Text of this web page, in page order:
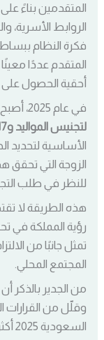
المتقدمين بناءً
الروابط الأسرية،
فكرة النظام
المتقدم عددًا
أحقية الحصول على
في عام 2025، أصبح نظام النقاط أكثر وضوحًا ودقة، فـ
لتجنيس المواليد و17 لزوجة المواطن
الأساسية لتحديد
الزوجة التي تحقق
للنظر في طلب
هذه الطريقة لا
رؤية المملكة في
تمثل جانبًا من
المجتمع المحلي.
من الجدير بالذكر
وقلّل من القرارات
السعودية 2025 أكثر تنظيمًا واستقرارًا.